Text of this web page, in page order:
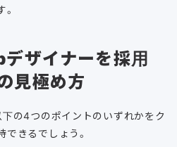
ザイナーを採用
見極め方
の4つのポイントのいずれかをク
きるでしょう。